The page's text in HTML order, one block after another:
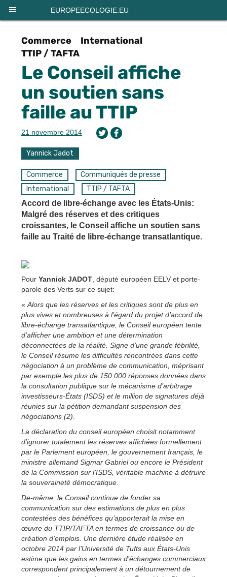
EUROPEECOLOGIE.EU
Commerce
International
TTIP / TAFTA
Le Conseil affiche
un soutien sans
faille au TTIP
21 novembre 2014
Yannick Jadot
Commerce
Communiqués de presse
International
TTIP / TAFTA
Accord de libre-échange avec les États-Unis:
Malgré des réserves et des critiques
croissantes, le Conseil affiche un soutien sans
faille au Traité de libre-échange transatlantique.
Pour Yannick JADOT , député européen EELV et porte-
parole des Verts sur ce sujet:
« Alors que les réserves et les critiques sont de plus en
plus vives et nombreuses à l’égard du projet d’accord de
libre-échange transatlantique, le Conseil européen tente
d’afficher une ambition et une détermination
déconnectées de la réalité. Signe d’une grande fébrilité,
le Conseil résume les difficultés rencontrées dans cette
négociation à un problème de communication, méprisant
par exemple les plus de 150 000 réponses données dans
la consultation publique sur le mécanisme d’arbitrage
investisseurs-États (ISDS) et le million de signatures déjà
réunies sur la pétition demandant suspension des
négociations (2)
La déclaration du conseil européen choisit notamment
d’ignorer totalement les réserves affichées formellement
par le Parlement européen, le gouvernement français, le
ministre allemand Sigmar Gabriel ou encore le Président
de la Commission sur l’ISDS, véritable machine à détruire
la souveraineté démocratique.
De-même, le Conseil continue de fonder sa
communication sur des estimations de plus en plus
contestées des bénéfices qu’apporterait la mise en
œuvre du TTIP/TAFTA en termes de croissance ou de
création d’emplois. Une dernière étude réalisée en
octobre 2014 par l’Université de Tufts aux États-Unis
estime que les gains en termes d’échanges commerciaux
correspondent principalement à un détournement de